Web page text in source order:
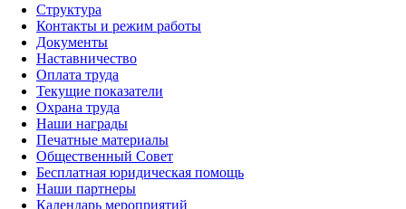
Структура
Контакты и режим работы
Документы
Наставничество
Оплата труда
Текущие показатели
Охрана труда
Наши награды
Печатные материалы
Общественный Совет
Бесплатная юридическая помощь
Наши партнеры
Календарь мероприятий